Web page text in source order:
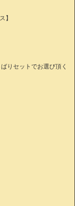
】
りセットでお選び頂く